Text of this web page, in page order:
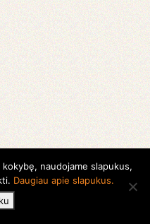
viešoji Ąžuolyno
naudojame slapukus,
Daugiau apie slapukus.